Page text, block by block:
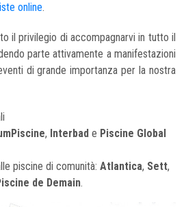
online.
il privilegio di accompagnarvi in tutto il
parte attivamente a manifestazioni
di grande importanza per la nostra
, Interbad e Piscine Global
piscine di comunità: Atlantica, Sett,
de Demain.